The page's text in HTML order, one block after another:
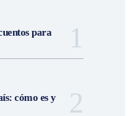
para
cómo es y